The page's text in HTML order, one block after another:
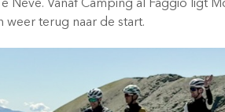
Neve. Vanaf Camping al Faggio ligt
weer terug naar de start.